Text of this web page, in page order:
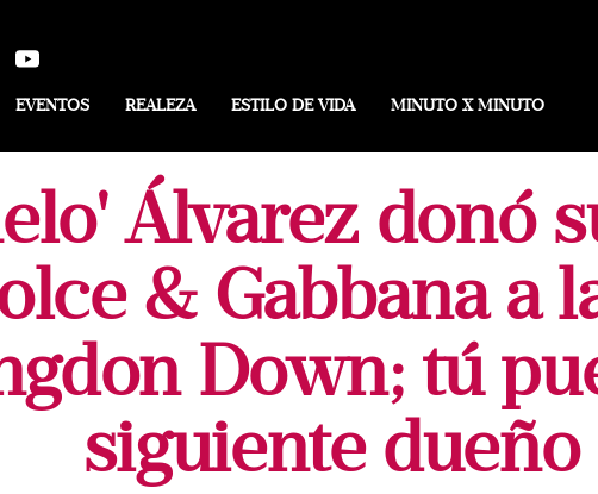
EVENTOS REALEZA ESTILO DE VIDA MINUTO X MINUTO
Álvarez donó
& Gabbana a
Down; tú
siguiente dueño